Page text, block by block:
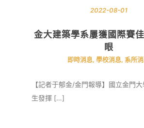
2022-08-01
金大建築學系屢獲國際賽
眼
即時消息, 學校消息, 系所
【記者于郁金/金門報導】國立金門
生發揮 […]